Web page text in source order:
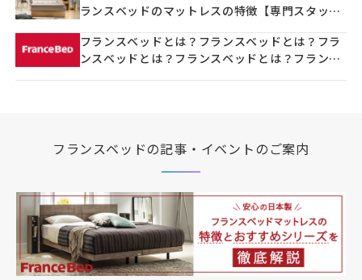
ットレスの寿命は？どのくらい使えるのか？フラ
ンスベッド製マットレスの寿命は？どのくらい使
えるのか？フランスベッド製マットレスの寿命
は？どのくらい使えるのか？フランスベッド製マ
ットレスの寿命は？どのくらい使えるのか？フラ
ットレスの寿命は？どのくらい使えるのか？フラ
ンスベッド製マットレスの寿命は？どのくらい使
は？どのくらい使えるのか？フランスベッド製マ
ットレスの寿命は？どのくらい使えるのか？フラ
ンスベッド製マットレスの寿命は？どのくらい使
えるのか？フランスベッド製マットレスの寿命
は？どのくらい使えるのか？フランスベッド製マ
ベッド マットレス サイズ徹底解説！フランスベ
ッド マットレス サイズ徹底解説！フランスベッ
ド マットレス サイズ徹底解説！フランスベッ
ド マットレス サイズ徹底解説！フランスベッ
ド マットレス サイズ徹底解説！フランスベッ
ド マットレス サイズ徹底解説！フランスベッ
ド マットレス サイズ徹底解説！フランスベッ
ド マットレス サイズ徹底解説！フランスベッ
ド マットレス サイズ徹底解説！フランスベッ
ド マットレス サイズ徹底解説！フランスベッ
ド マットレス サイズ徹底解説！
ランスベッドのマットレスの特徴【専門スタッフ
マットレスの特徴【専門スタッフ解説】寝心地だ
けじゃない！？フランスベッドのマットレスの特
徴【専門スタッフ解説】寝心地だけじゃない！？
だけじゃない！？フランスベッドのマットレスの
スタッフ解説】寝心地だけじゃない！？フランス
ベッドのマットレスの特徴【専門スタッフ解説】
寝心地だけじゃない！？フランスベッドのマット
レスの特徴【専門スタッフ解説】寝心地だけじゃ
ない！？フランスベッドのマットレスの特徴【専
フランスベッドとは？フランスベッドとは？フラ
ンスベッドとは？フランスベッドとは？フランス
ンスベッドとは？フランスベッドとは？フランス
ベッドとは？フランスベッドとは？フランスベッ
ドとは？フランスベッドとは？フランスベッドと
は？
フランスベッドの記事・イベントのご案内